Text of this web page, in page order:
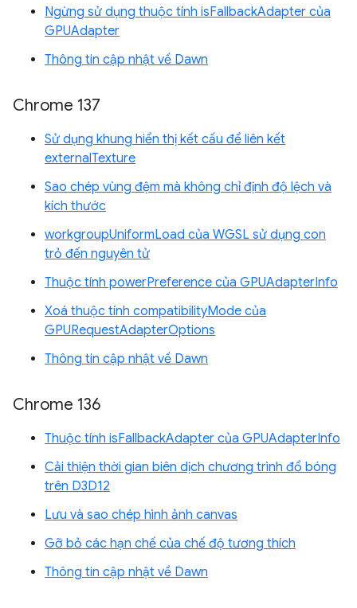
Ngừng sử dụng thuộc tính isFallbackAdapter của
GPUAdapter
Thông tin cập nhật về Dawn
Chrome 137
Sử dụng khung hiển thị kết cấu để liên kết
externalTexture
Sao chép vùng đệm mà không chỉ định độ lệch và
kích thước
workgroupUniformLoad của WGSL sử dụng con
trỏ đến nguyên tử
Thuộc tính powerPreference của GPUAdapterInfo
Xoá thuộc tính compatibilityMode của
GPURequestAdapterOptions
Thông tin cập nhật về Dawn
Chrome 136
Thuộc tính isFallbackAdapter của GPUAdapterInfo
Cải thiện thời gian biên dịch chương trình đổ bóng
trên D3D12
Lưu và sao chép hình ảnh canvas
Gỡ bỏ các hạn chế của chế độ tương thích
Thông tin cập nhật về Dawn